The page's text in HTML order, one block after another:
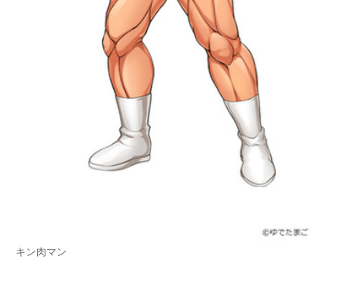
キン肉マン